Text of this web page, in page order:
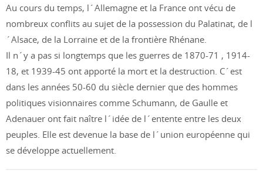
Au cours du temps, l´Allemagne et la France ont vécu de
nombreux conflits au sujet de la possession du Palatinat, de l
´Alsace, de la Lorraine et de la frontière Rhénane.
Il n´y a pas si longtemps que les guerres de 1870-71 , 1914-
18, et 1939-45 ont apporté la mort et la destruction. C´est
dans les années 50-60 du siècle dernier que des hommes
politiques visionnaires comme Schumann, de Gaulle et
Adenauer ont fait naître l´idée de l´entente entre les deux
peuples. Elle est devenue la base de l´union européenne qui
se développe actuellement.